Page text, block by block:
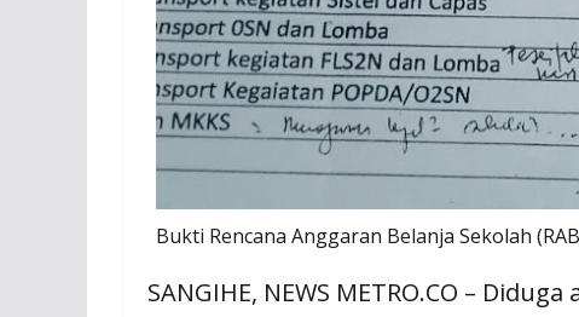
Bukti Rencana Anggaran Belanja Sekolah
SANGIHE, NEWS METRO.CO –